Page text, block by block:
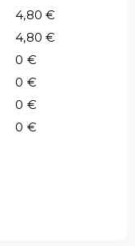
4,80 €
4,80 €
0 €
0 €
0 €
0 €